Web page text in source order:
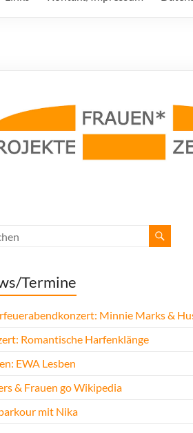
Termine
Minnie Marks &
Romantische Harfenklänge
EWA Lesben
& Frauen go Wikipedia
mit Nika